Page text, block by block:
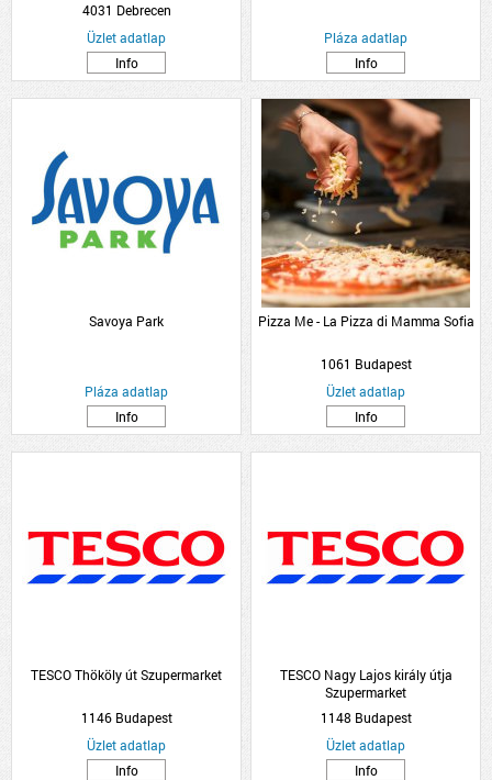
4031 Debrecen
Üzlet adatlap
Info
Pláza adatlap
Info
Savoya Park
Pláza adatlap
Info
Pizza Me - La Pizza di Mamma Sofia
1061 Budapest
Üzlet adatlap
Info
TESCO Thököly út Szupermarket
1146 Budapest
Üzlet adatlap
Info
TESCO Nagy Lajos király útja
Szupermarket
1148 Budapest
Üzlet adatlap
Info